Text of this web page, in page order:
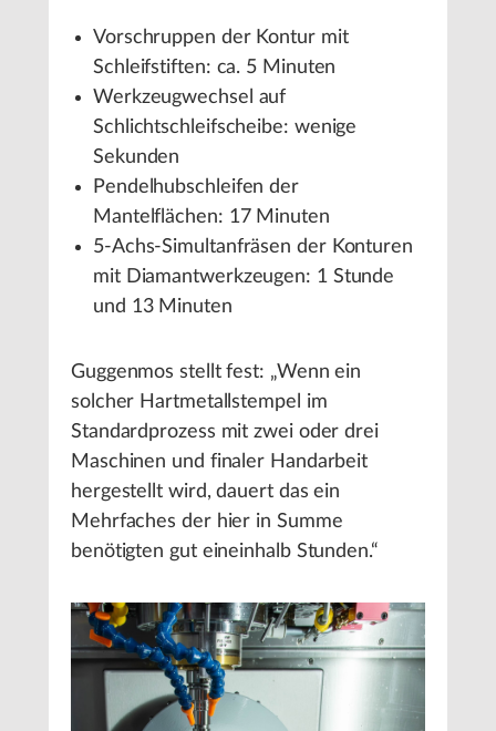
Vorschruppen der Kontur mit
Schleifstiften: ca. 5 Minuten
Werkzeugwechsel auf
Schlichtschleifscheibe: wenige
Sekunden
Pendelhubschleifen der
Mantelflächen: 17 Minuten
5-Achs-Simultanfräsen der Konturen
mit Diamantwerkzeugen: 1 Stunde
und 13 Minuten
Guggenmos stellt fest: „Wenn ein
solcher Hartmetallstempel im
Standardprozess mit zwei oder drei
Maschinen und finaler Handarbeit
hergestellt wird, dauert das ein
Mehrfaches der hier in Summe
benötigten gut eineinhalb Stunden.“